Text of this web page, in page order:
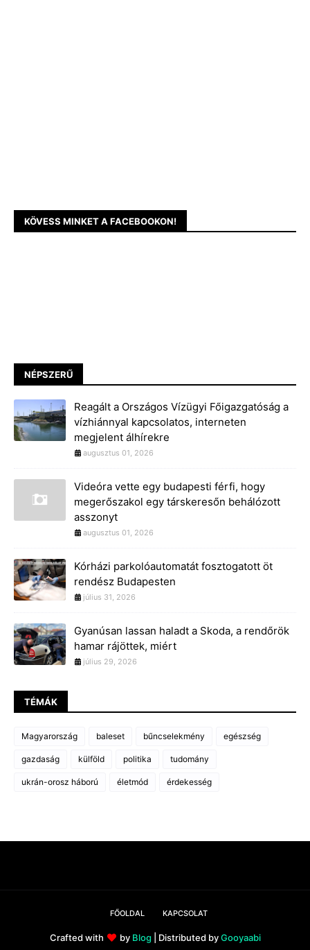
KÖVESS MINKET A FACEBOOKON!
NÉPSZERŰ
Reagált a Országos Vízügyi Főigazgatóság a
vízhiánnyal kapcsolatos, interneten
megjelent álhírekre
augusztus 01, 2026
Videóra vette egy budapesti férfi, hogy
megerőszakol egy társkeresőn behálózott
asszonyt
augusztus 01, 2026
Kórházi parkolóautomatát fosztogatott öt
rendész Budapesten
július 31, 2026
Gyanúsan lassan haladt a Skoda, a rendőrök
hamar rájöttek, miért
július 29, 2026
TÉMÁK
Magyarország baleset bűncselekmény egészség
gazdaság külföld politika tudomány
ukrán-orosz háború életmód érdekesség
FŐOLDAL KAPCSOLAT
Crafted with by Blog| Distributed byGooyaabi